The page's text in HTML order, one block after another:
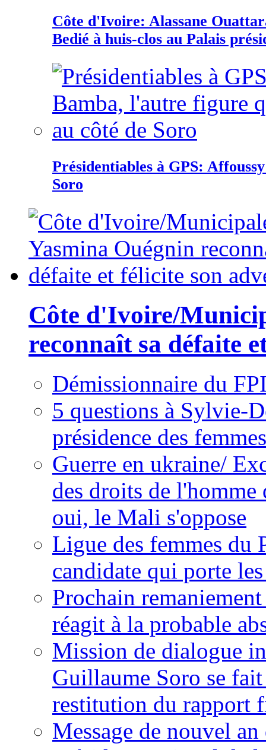
Côte d'Ivoire: Alassane
Bedié à huis-clos au Palais
Présidentiables à GPS:
Soro
Côte d'Ivoire/
reconnaît sa défaite
Démissionnaire du
5 questions à Sylvie-
présidence des
Guerre en ukraine/
des droits de
oui, le Mali s'oppose
Ligue des femmes du
candidate qui porte
Prochain
réagit à la probable
Mission de dialogue
Guillaume Soro se
restitution du rapport
Message de nouvel